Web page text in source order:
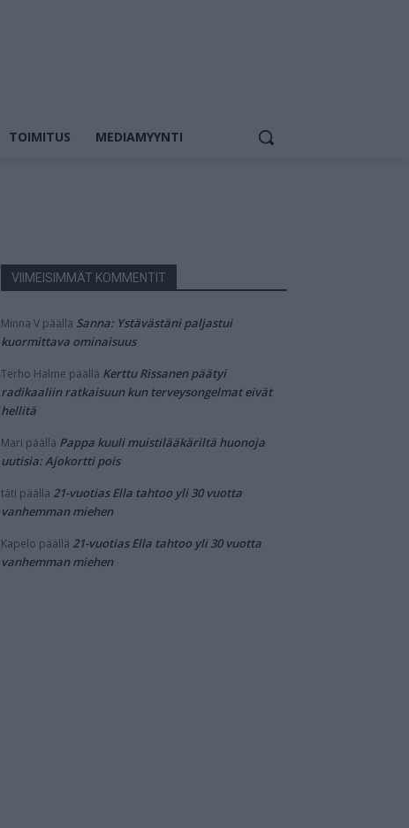
TOIMITUS MEDIAMYYNTI
VIIMEISIMMÄT KOMMENTIT
Minna V päällä Sanna: Ystävästäni paljastui
kuormittava ominaisuus
Terho Halme päällä Kerttu Rissanen päätyi
radikaaliin ratkaisuun kun terveysongelmat eivät
hellitä
Mari päällä Pappa kuuli muistilääkäriltä huonoja
uutisia: Ajokortti pois
täti päällä 21-vuotias Ella tahtoo yli 30 vuotta
vanhemman miehen
Kapelo päällä 21-vuotias Ella tahtoo yli 30 vuotta
vanhemman miehen